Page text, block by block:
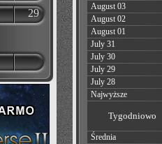
29
August 03
August 02
August 01
July 31
July 30
July 29
July 28
Najwyższe
Tygodniowo
Średnia